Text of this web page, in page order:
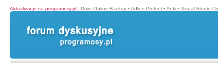
Aktualizacje na programosy.pl: IDrive Online Backup • Adlice Protect • Anki • Visual Studio